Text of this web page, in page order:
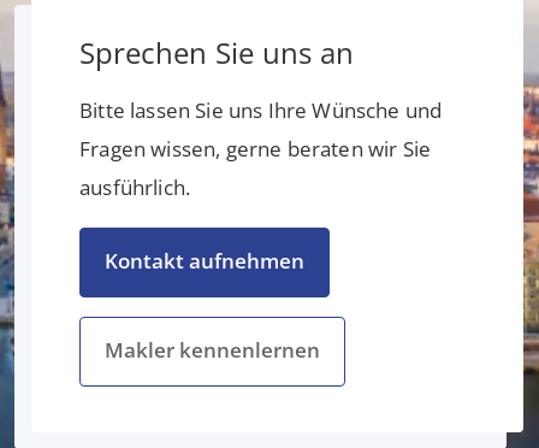
Sprechen Sie uns an
Bitte lassen Sie uns Ihre Wünsche und
Fragen wissen, gerne beraten wir Sie
ausführlich.
Kontakt aufnehmen
Makler kennenlernen